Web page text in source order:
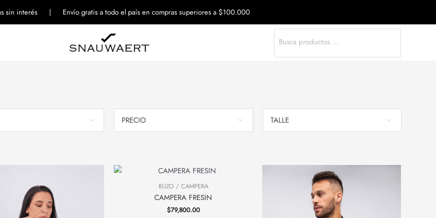
sin interés | Envío gratis a todo el país en compras superiores a $100.000
for:
PRECIO TALLE
BUZO / CAMPERA
CAMPERA FRESIN
$79,800.00